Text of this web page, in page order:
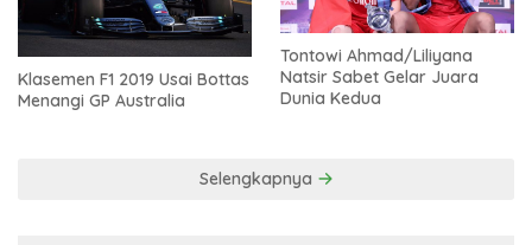
Klasemen F1 2019 Usai Bottas
Menangi GP Australia
Tontowi Ahmad/Liliyana
Natsir Sabet Gelar Juara
Dunia Kedua
Selengkapnya